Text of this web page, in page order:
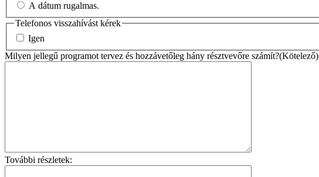
A dátum rugalmas.
Telefonos visszahívást kérek
Igen
Milyen jellegű programot tervez és hozzávetőleg hány résztvevőre számít?(Kötelező)
További részletek: